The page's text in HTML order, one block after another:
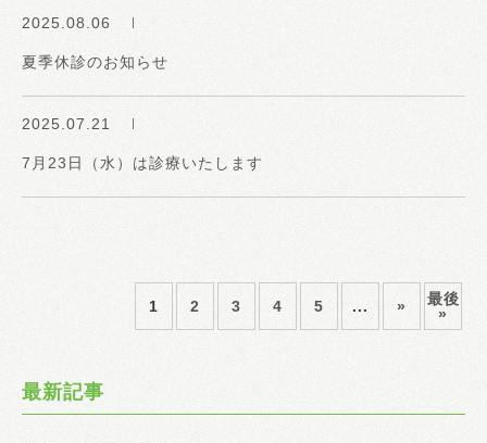
2025.08.06
夏季休診のお知らせ
2025.07.21
7月23日（水）は診療いたします
1 2 3 4 5 ... »
最後
»
最新記事